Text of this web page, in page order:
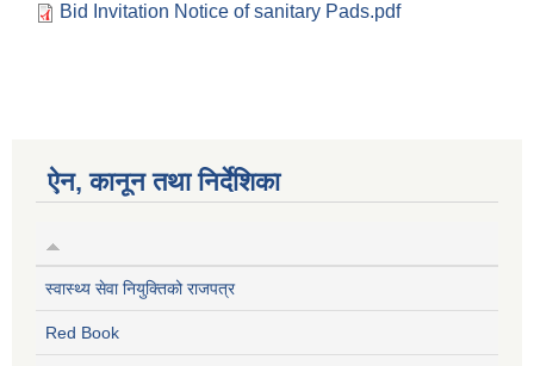
Bid Invitation Notice of sanitary Pads.pdf
ऐन, कानून तथा निर्देशिका
स्वास्थ्य सेवा नियुक्तिको राजपत्र
Red Book